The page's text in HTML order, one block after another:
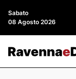
Sabato
08 Agosto 2026